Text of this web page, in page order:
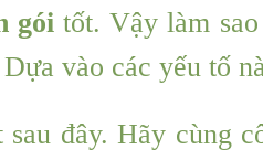
gói tốt. Vậy làm
vào các yếu tố
đây. Hãy cùng